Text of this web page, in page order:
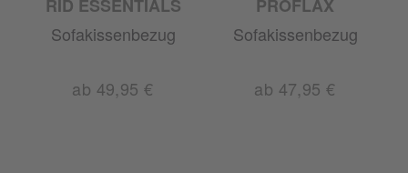
RID ESSENTIALS
Sofakissenbezug
ab 49,95 €
PROFLAX
Sofakissenbezug
ab 47,95 €